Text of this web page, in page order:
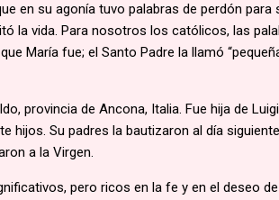
en su agonía tuvo palabras de perdón para
la vida. Para nosotros los católicos, las
María fue; el Santo Padre la llamó
provincia de Ancona, Italia. Fue hija de Luigi
hijos. Su padres la bautizaron al día
a la Virgen.
pero ricos en la fe y en el deseo